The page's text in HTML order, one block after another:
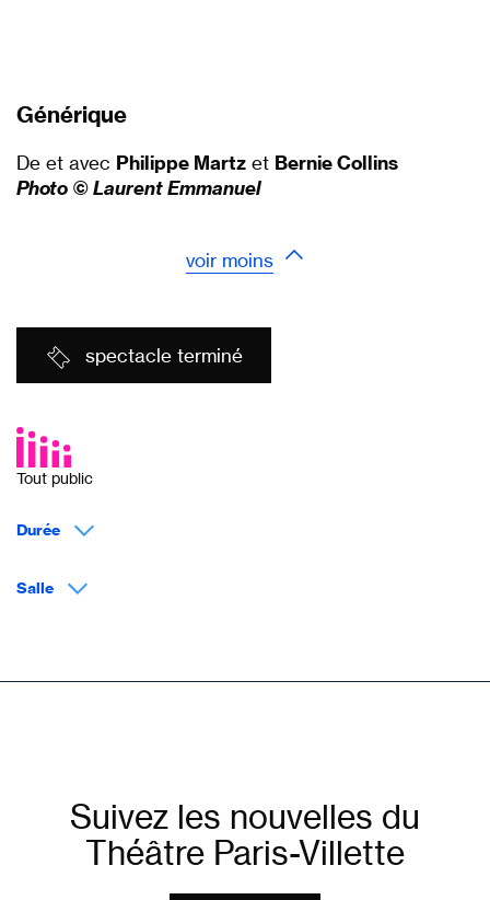
Générique
De et avec Philippe Martz et Bernie Collins
Photo © Laurent Emmanuel
voir moins
spectacle terminé
Tout public
Durée
Salle
Suivez les nouvelles du
Théâtre Paris-Villette